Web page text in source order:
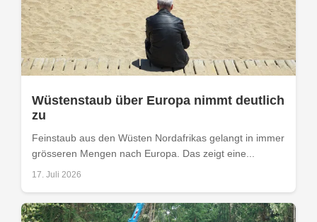
Wüstenstaub über Europa nimmt deutlich
zu
Feinstaub aus den Wüsten Nordafrikas gelangt in immer
grösseren Mengen nach Europa. Das zeigt eine...
17. Juli 2026